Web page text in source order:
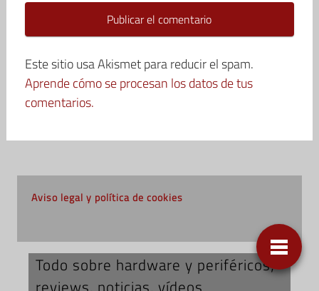
Este sitio usa Akismet para reducir el spam.
Aprende cómo se procesan los datos de tus
comentarios.
Aviso legal y política de cookies
Todo sobre hardware y periféricos;